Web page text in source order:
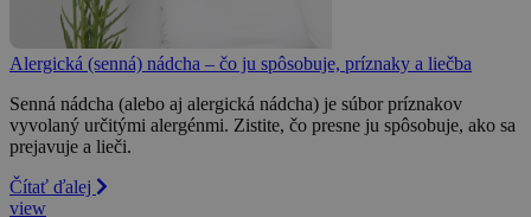
Alergická (senná) nádcha – čo ju spôsobuje, príznaky a liečba
Senná nádcha (alebo aj alergická nádcha) je súbor príznakov
vyvolaný určitými alergénmi. Zistite, čo presne ju spôsobuje, ako sa
prejavuje a lieči.
Čítať ďalej
view